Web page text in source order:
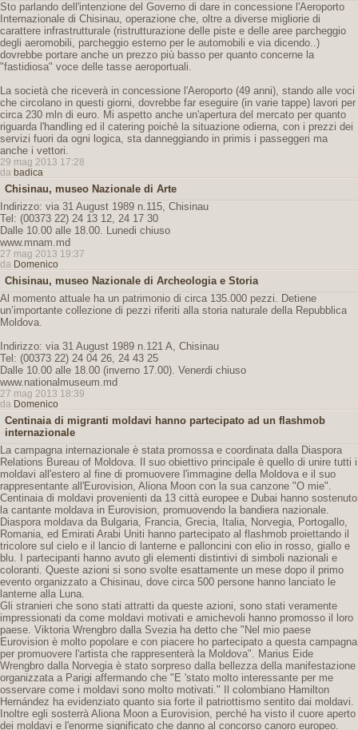
Sto parlando dell'intenzione del Governo di dare in concessione l'Aeroporto
Internazionale di Chisinau, operazione che, oltre a diverse migliorie di
carattere infrastrutturale (ristrutturazione delle piste e delle aree parcheggio
degli aeromobili, parcheggio esterno per le automobili e via dicendo..)
dovrebbe portare anche un prezzo più basso per quanto concerne la
"fastidiosa" voce delle tasse aeroportuali.
La società che riceverà in concessione l'Aeroporto (49 anni), stando alle voci
che circolano in questi giorni, dovrebbe far eseguire (in varie tappe) lavori per
circa 230 mln di euro. Mi aspetto anche un'apertura del mercato per quanto
riguarda l'handling ed il catering poichè la situazione odierna, con i prezzi dei
servizi fuori da ogni logica, sta danneggiando in primis i passeggeri ma
anche i vettori.
29 mag 2013 17:28
da badica
Chisinau, museo Nazionale di Arte
Indirizzo: via 31 August 1989 n.115, Chisinau
Tel: (00373 22) 24 13 12, 24 17 30
Dalle 10.00 alle 18.00. Lunedi chiuso
www.mnam.md
27 mag 2013 19:37
da Domenico
Chisinau, museo Nazionale di Archeologia e Storia
Al momento attuale ha un patrimonio di circa 135.000 pezzi. Detiene
un’importante collezione di pezzi riferiti alla storia naturale della Repubblica
Moldova.
Indirizzo: via 31 August 1989 n.121 A, Chisinau
Tel: (00373 22) 24 04 26, 24 43 25
Dalle 10.00 alle 18.00 (inverno 17.00). Venerdi chiuso
www.nationalmuseum.md
27 mag 2013 18:39
da Domenico
Centinaia di migranti moldavi hanno partecipato ad un flashmob
internazionale
La campagna internazionale è stata promossa e coordinata dalla Diaspora
Relations Bureau of Moldova. Il suo obiettivo principale è quello di unire tutti i
moldavi all'estero al fine di promuovere l'immagine della Moldova e il suo
rappresentante all'Eurovision, Aliona Moon con la sua canzone "O mie".
Centinaia di moldavi provenienti da 13 città europee e Dubai hanno sostenuto
la cantante moldava in Eurovision, promuovendo la bandiera nazionale.
Diaspora moldava da Bulgaria, Francia, Grecia, Italia, Norvegia, Portogallo,
Romania, ed Emirati Arabi Uniti hanno partecipato al flashmob proiettando il
tricolore sul cielo e il lancio di lanterne e palloncini con elio in rosso, giallo e
blu. I partecipanti hanno avuto gli elementi distintivi di simboli nazionali e
coloranti. Queste azioni si sono svolte esattamente un mese dopo il primo
evento organizzato a Chisinau, dove circa 500 persone hanno lanciato le
lanterne alla Luna.
Gli stranieri che sono stati attratti da queste azioni, sono stati veramente
impressionati da come moldavi motivati ​​e amichevoli hanno promosso il loro
paese. Viktoria Wrengbro dalla Svezia ha detto che "Nel mio paese
Eurovision è molto popolare e con piacere ho partecipato a questa campagna
per promuovere l'artista che rappresenterà la Moldova". Marius Eide
Wrengbro dalla Norvegia è stato sorpreso dalla bellezza della manifestazione
organizzata a Parigi affermando che "E 'stato molto interessante per me
osservare come i moldavi sono molto motivati." Il colombiano Hamilton
Hernández ha evidenziato quanto sia forte il patriottismo sentito dai moldavi.
Inoltre egli sosterrà Aliona Moon a Eurovision, perché ha visto il cuore aperto
dei moldavi e l'enorme significato che danno al concorso canoro europeo.